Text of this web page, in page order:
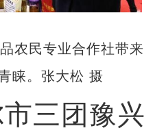
农民专业合作社带来
睐。张大松 摄
三团豫兴